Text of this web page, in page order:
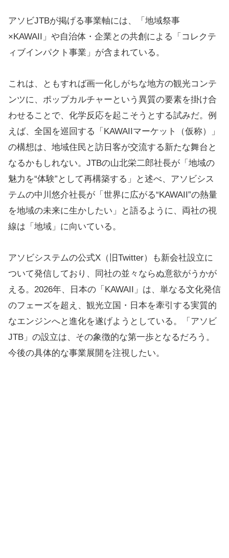
アソビJTBが掲げる事業軸には、「地域祭事
×KAWAII」や自治体・企業との共創による「コレクテ
ィブインパクト事業」が含まれている。
これは、ともすれば画一化しがちな地方の観光コンテ
ンツに、ポップカルチャーという異質の要素を掛け合
わせることで、化学反応を起こそうとする試みだ。例
えば、全国を巡回する「KAWAIIマーケット（仮称）」
の構想は、地域住民と訪日客が交流する新たな舞台と
なるかもしれない。JTBの山北栄二郎社長が「地域の
魅力を“体験”として再構築する」と述べ、アソビシス
テムの中川悠介社長が「世界に広がる“KAWAII”の熱量
を地域の未来に生かしたい」と語るように、両社の視
線は「地域」に向いている。
アソビシステムの公式X（旧Twitter）も新会社設立に
ついて発信しており、同社の並々ならぬ意欲がうかが
える。2026年、日本の「KAWAII」は、単なる文化発信
のフェーズを超え、観光立国・日本を牽引する実質的
なエンジンへと進化を遂げようとしている。「アソビ
JTB」の設立は、その象徴的な第一歩となるだろう。
今後の具体的な事業展開を注視したい。